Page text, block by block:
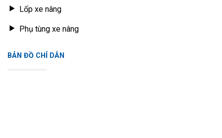
Lốp xe nâng
Phụ tùng xe nâng
BẢN ĐỒ CHỈ DẪN